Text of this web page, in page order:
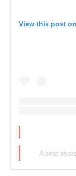
View this post
A post